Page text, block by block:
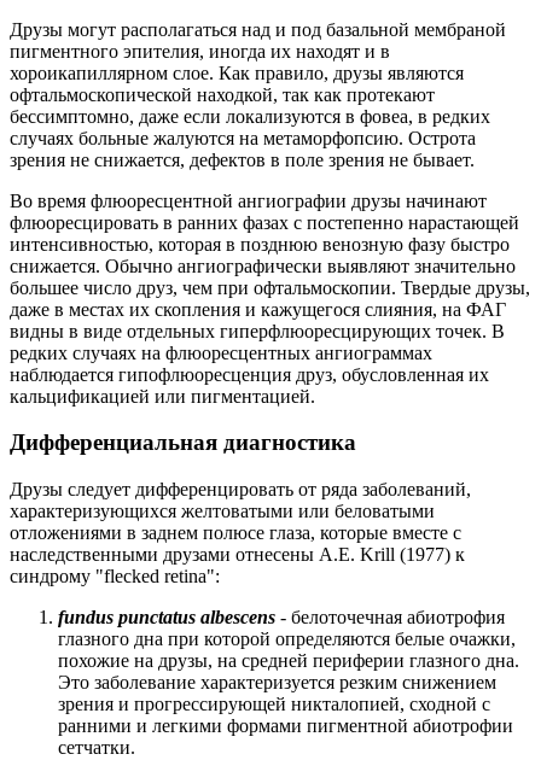
Друзы могут располагаться над и под базальной мембраной
пигментного эпителия, иногда их находят и в
хороикапиллярном слое. Как правило, друзы являются
офтальмоскопической находкой, так как протекают
бессимптомно, даже если локализуются в фовеа, в редких
случаях больные жалуются на метаморфопсию. Острота
зрения не снижается, дефектов в поле зрения не бывает.
Во время флюоресцентной ангиографии друзы начинают
флюоресцировать в ранних фазах с постепенно нарастающей
интенсивностью, которая в позднюю венозную фазу быстро
снижается. Обычно ангиографически выявляют значительно
большее число друз, чем при офтальмоскопии. Твердые друзы,
даже в местах их скопления и кажущегося слияния, на ФАГ
видны в виде отдельных гиперфлюоресцирующих точек. В
редких случаях на флюоресцентных ангиограммах
наблюдается гипофлюоресценция друз, обусловленная их
кальцификацией или пигментацией.
Дифференциальная диагностика
Друзы следует дифференцировать от ряда заболеваний,
характеризующихся желтоватыми или беловатыми
отложениями в заднем полюсе глаза, которые вместе с
наследственными друзами отнесены А.Е. Krill (1977) к
синдрому "flecked retina":
fundus punctatus albescens - белоточечная абиотрофия
глазного дна при которой определяются белые очажки,
похожие на друзы, на средней периферии глазного дна.
Это заболевание характеризуется резким снижением
зрения и прогрессирующей никталопией, сходной с
ранними и легкими формами пигментной абиотрофии
сетчатки.